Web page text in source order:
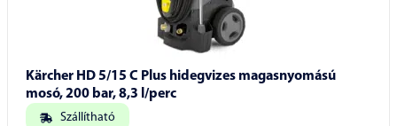
Kärcher HD 5/15 C Plus hidegvizes magasnyomású
mosó, 200 bar, 8,3 l/perc
Szállítható